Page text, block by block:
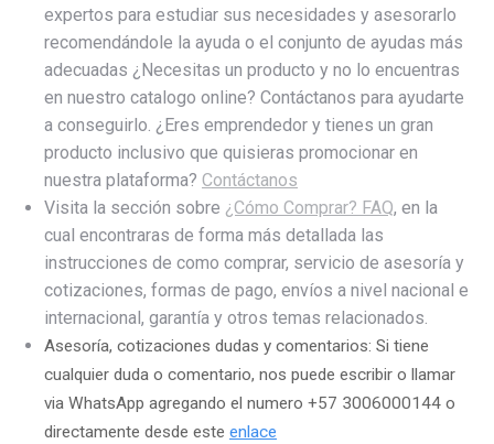
expertos para estudiar sus necesidades y asesorarlo
recomendándole la ayuda o el conjunto de ayudas más
adecuadas ¿Necesitas un producto y no lo encuentras
en nuestro catalogo online? Contáctanos para ayudarte
a conseguirlo. ¿Eres emprendedor y tienes un gran
producto inclusivo que quisieras promocionar en
nuestra plataforma? Contáctanos
Visita la sección sobre ¿Cómo Comprar? FAQ, en la
cual encontraras de forma más detallada las
instrucciones de como comprar, servicio de asesoría y
cotizaciones, formas de pago, envíos a nivel nacional e
internacional, garantía y otros temas relacionados.
Asesoría, cotizaciones dudas y comentarios: Si tiene
cualquier duda o comentario, nos puede escribir o llamar
via WhatsApp agregando el numero +57 3006000144 o
directamente desde este enlace